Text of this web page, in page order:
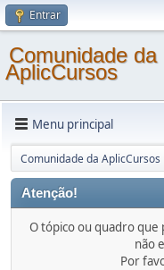
Entrar
Comunidade da
AplicCursos
Menu principal
Comunidade da AplicCursos
Atenção!
O tópico ou quadro que
não
Por